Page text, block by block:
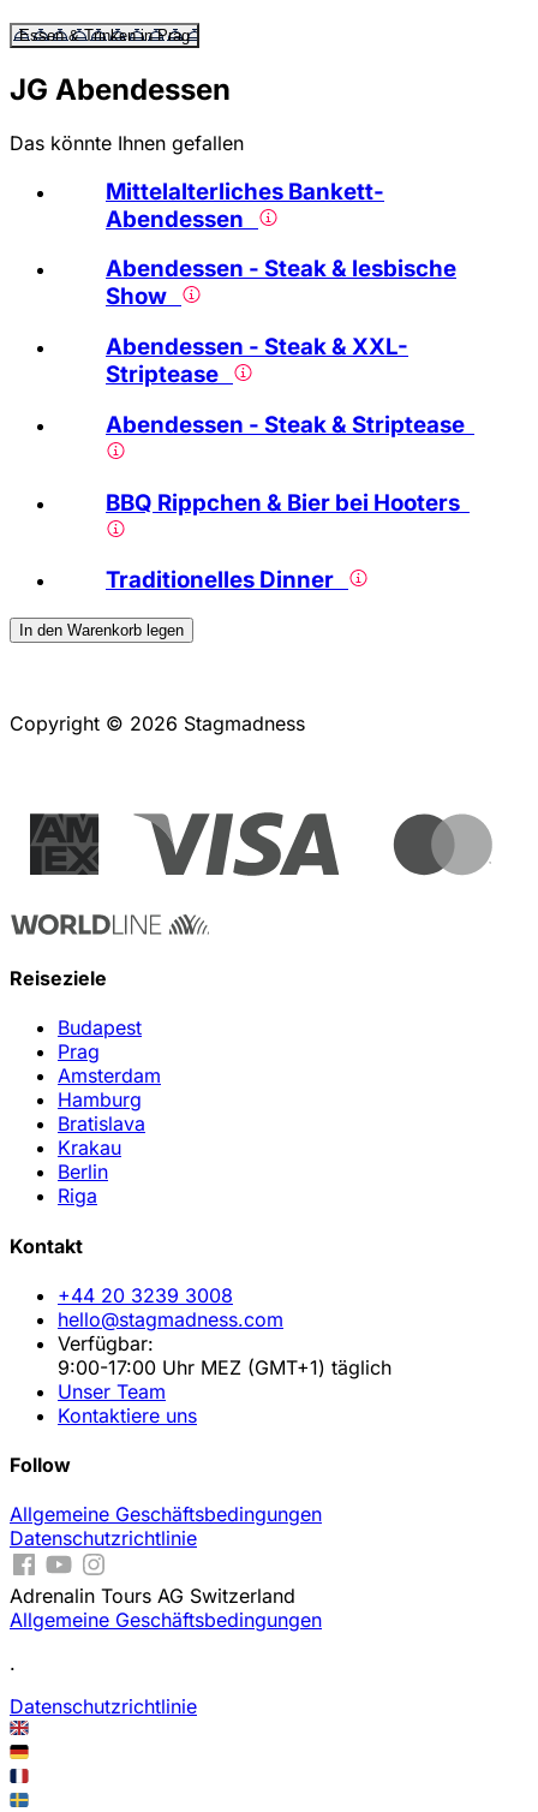
Essen & Trinken in Prag
JG Abendessen
Das könnte Ihnen gefallen
Mittelalterliches Bankett-
Abendessen
Abendessen - Steak & lesbische
Show
Abendessen - Steak & XXL-
Striptease
Abendessen - Steak & Striptease
BBQ Rippchen & Bier bei Hooters
Traditionelles Dinner
In den Warenkorb legen
Copyright © 2026 Stagmadness
Reiseziele
Budapest
Prag
Amsterdam
Hamburg
Bratislava
Krakau
Berlin
Riga
Kontakt
+44 20 3239 3008
hello@stagmadness.com
Verfügbar:
9:00-17:00 Uhr MEZ (GMT+1) täglich
Unser Team
Kontaktiere uns
Follow
Allgemeine Geschäftsbedingungen
Datenschutzrichtlinie
Adrenalin Tours AG Switzerland
Allgemeine Geschäftsbedingungen
.
Datenschutzrichtlinie